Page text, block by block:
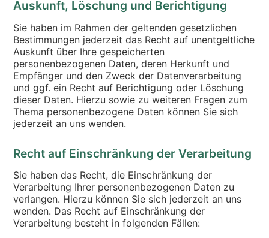
Auskunft, Löschung und Berichtigung
Sie haben im Rahmen der geltenden gesetzlichen
Bestimmungen jederzeit das Recht auf unentgeltliche
Auskunft über Ihre gespeicherten
personenbezogenen Daten, deren Herkunft und
Empfänger und den Zweck der Datenverarbeitung
und ggf. ein Recht auf Berichtigung oder Löschung
dieser Daten. Hierzu sowie zu weiteren Fragen zum
Thema personenbezogene Daten können Sie sich
jederzeit an uns wenden.
Recht auf Einschränkung der Verarbeitung
Sie haben das Recht, die Einschränkung der
Verarbeitung Ihrer personenbezogenen Daten zu
verlangen. Hierzu können Sie sich jederzeit an uns
wenden. Das Recht auf Einschränkung der
Verarbeitung besteht in folgenden Fällen: